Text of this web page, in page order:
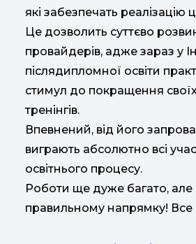
які забезпечать реалізацію
Це дозволить суттєво
провайдерів, адже зараз у
післядипломної освіти
стимул до покращення своїх
тренінгів.
Впевнений, від його
виграють абсолютно всі
освітнього процесу.
Роботи ще дуже багато,
правильному напрямку! Все